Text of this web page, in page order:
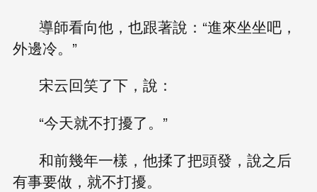
導師看向他，也跟著說：“進來坐坐吧，
外邊冷。”
宋云回笑了下，說：
“今天就不打擾了。”
和前幾年一樣，他揉了把頭發，說之后
有事要做，就不打擾。